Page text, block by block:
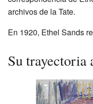
archivos de la Tate.
En 1920, Ethel Sands
Su trayectoria